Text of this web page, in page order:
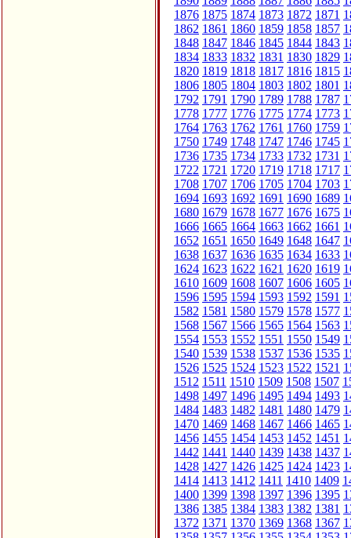
1876 1875 1874 1873 1872 1871
1862 1861 1860 1859 1858 1857
1848 1847 1846 1845 1844 1843
1834 1833 1832 1831 1830 1829
1820 1819 1818 1817 1816 1815
1806 1805 1804 1803 1802 1801
1792 1791 1790 1789 1788 1787
1778 1777 1776 1775 1774 1773
1764 1763 1762 1761 1760 1759
1750 1749 1748 1747 1746 1745
1736 1735 1734 1733 1732 1731
1722 1721 1720 1719 1718 1717
1708 1707 1706 1705 1704 1703
1694 1693 1692 1691 1690 1689
1680 1679 1678 1677 1676 1675
1666 1665 1664 1663 1662 1661
1652 1651 1650 1649 1648 1647
1638 1637 1636 1635 1634 1633
1624 1623 1622 1621 1620 1619
1610 1609 1608 1607 1606 1605
1596 1595 1594 1593 1592 1591
1582 1581 1580 1579 1578 1577
1568 1567 1566 1565 1564 1563
1554 1553 1552 1551 1550 1549
1540 1539 1538 1537 1536 1535
1526 1525 1524 1523 1522 1521
1512 1511 1510 1509 1508 1507
1498 1497 1496 1495 1494 1493
1484 1483 1482 1481 1480 1479
1470 1469 1468 1467 1466 1465
1456 1455 1454 1453 1452 1451
1442 1441 1440 1439 1438 1437
1428 1427 1426 1425 1424 1423
1414 1413 1412 1411 1410 1409
1400 1399 1398 1397 1396 1395
1386 1385 1384 1383 1382 1381
1372 1371 1370 1369 1368 1367